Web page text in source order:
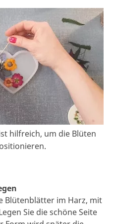
hilfreich, um die Blüten
Blütenblätter im Harz, mit
Sie die schöne Seite